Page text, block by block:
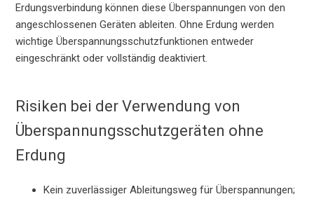
Erdungsverbindung können diese Überspannungen von den
angeschlossenen Geräten ableiten. Ohne Erdung werden
wichtige Überspannungsschutzfunktionen entweder
eingeschränkt oder vollständig deaktiviert.
Risiken bei der Verwendung von
Überspannungsschutzgeräten ohne
Erdung
Kein zuverlässiger Ableitungsweg für Überspannungen;